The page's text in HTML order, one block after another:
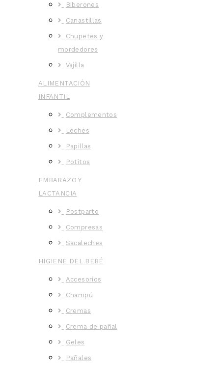
Biberones
Canastillas
Chupetes y
mordedores
Vajilla
ALIMENTACIÓN
INFANTIL
Complementos
Leches
Papillas
Potitos
EMBARAZO Y
LACTANCIA
Postparto
Compresas
Sacaleches
HIGIENE DEL BEBÉ
Accesorios
Champú
Cremas
Crema de pañal
Geles
Pañales